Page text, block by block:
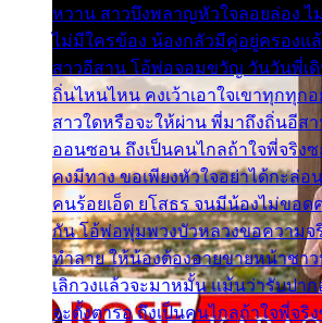
หวาน สาวบึงพลาญหัวใจลอยล่อง ไ
ไม่มีใครข้อง น้องกลัวมีคู่อยู่ครองแ
สาวอีสาน โอ้พ่อจอมขวัญ วันวันพี่เ
ถิ่นไหนไหน คงเว้าเอาใจเขาทุกทุก
สาวใดหรือจะให้ผ่าน พี่มาถึงถิ่นอีส
ออนซอน ถึงเป็นคนไกลถ้าใจพี่จริง
คงมีทาง ขอเพียงหัวใจอย่าได้กะล่อ
คนร้อยเอ็ด ยโสธร จนมีน้องไม่ขอด
กัน โอ้พ่อพุ่มพวงบัวหลวงขอความจ
ทำลาย ให้น้องต้องอายขายหน้าชา
เลิกวงแล้วจะมาหมั้น แม้นว่ารับปา
จะตั้งตารอ ถึงเป็นคนไกลถ้าใจพี่จริ